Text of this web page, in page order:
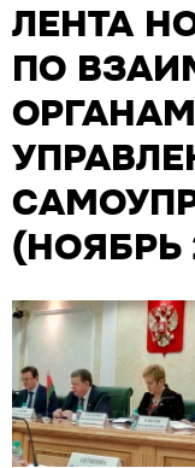
ЛЕНТА
ПО
(НОЯБРЬ